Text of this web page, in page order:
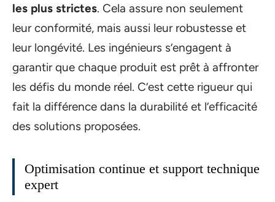
les plus strictes. Cela assure non seulement
leur conformité, mais aussi leur robustesse et
leur longévité. Les ingénieurs s’engagent à
garantir que chaque produit est prêt à affronter
les défis du monde réel. C’est cette rigueur qui
fait la différence dans la durabilité et l’efficacité
des solutions proposées.
Optimisation continue et support technique
expert